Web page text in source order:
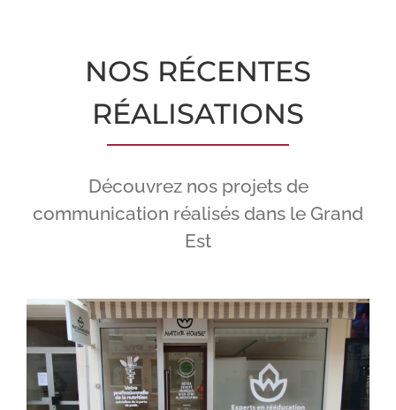
NOS RÉCENTES
RÉALISATIONS
Découvrez nos projets de
communication réalisés dans le Grand
Est